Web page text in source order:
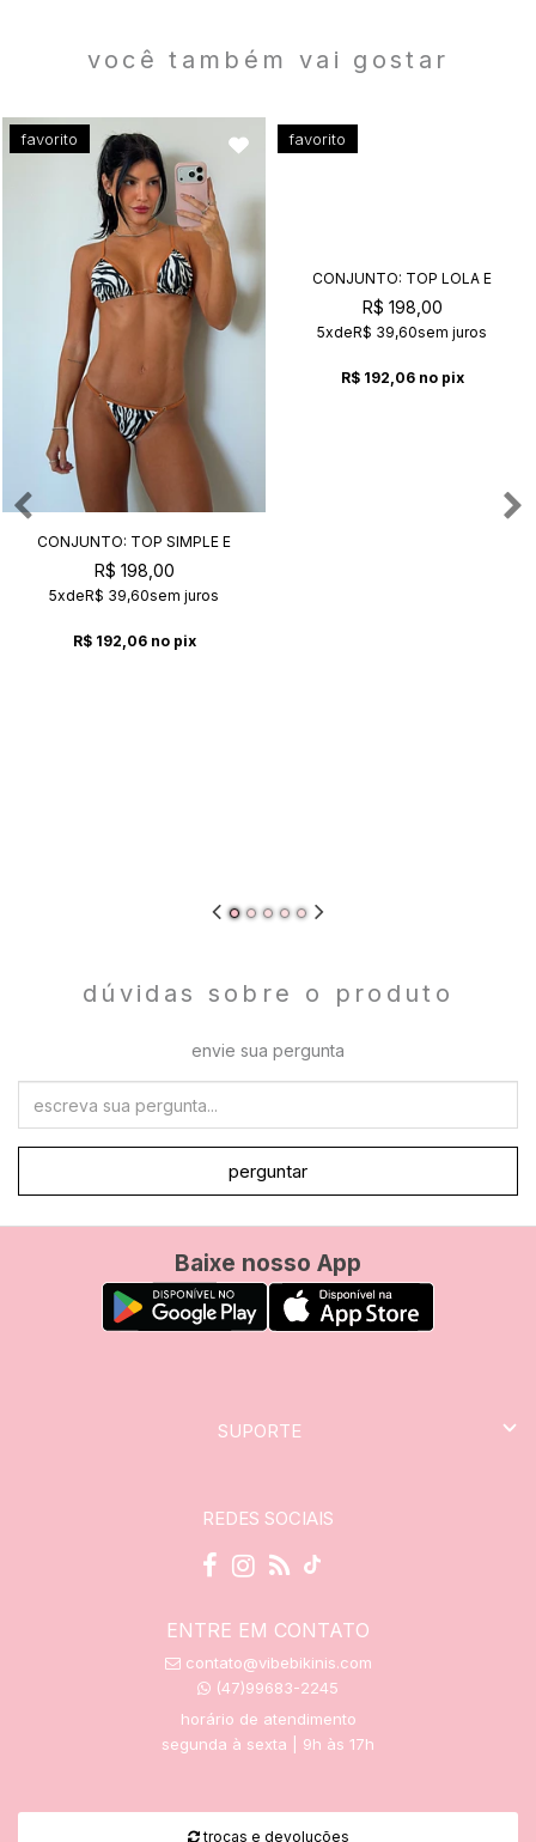
você também vai gostar
favorito
CONJUNTO: TOP SIMPLE E
CALCINHA SUZY SAFARI
R$ 198,00
5xdeR$ 39,60sem juros
R$ 192,06 no pix
favorito
CONJUNTO: TOP LOLA E
CALCINHA KIM VANILLA+CAFÉ
R$ 198,00
5xdeR$ 39,60sem juros
R$ 192,06 no pix
dúvidas sobre o produto
envie sua pergunta
perguntar
Baixe nosso App
SUPORTE
REDES SOCIAIS
ENTRE EM CONTATO
contato@vibebikinis.com
(47)99683-2245
horário de atendimento
segunda à sexta | 9h às 17h
trocas e devoluções